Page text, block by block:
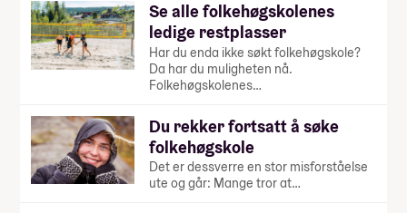
Se alle folkehøgskolenes
ledige restplasser
Har du enda ikke søkt folkehøgskole?
Da har du muligheten nå.
Folkehøgskolenes…
Du rekker fortsatt å søke
folkehøgskole
Det er dessverre en stor misforståelse
ute og går: Mange tror at…